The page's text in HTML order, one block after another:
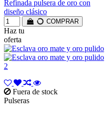
Refinada pulsera de oro con
diseño clásico
COMPRAR
Haz tu
oferta
Fuera de stock
Pulseras